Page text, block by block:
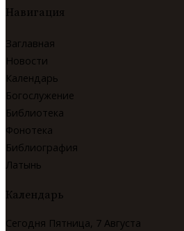
Навигация
Заглавная
Новости
Календарь
Богослужение
Библиотека
Фонотека
Библиография
Латынь
Календарь
Сегодня Пятница, 7 Августа